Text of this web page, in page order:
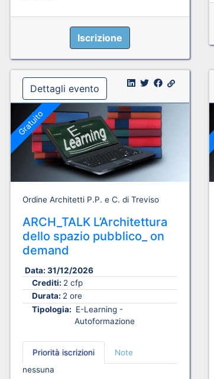
Iscrizione
Dettagli evento
Gratuito
Ordine Architetti P.P. e C. di Treviso
ARCH_TALK L’Architettura
dello spazio pubblico_ on
demand
Data: 31/12/2026
Crediti: 2 cfp
Durata: 2 ore
Tipologia: E-Learning -
Autoformazione
Priorità iscrizioni
Note
nessuna